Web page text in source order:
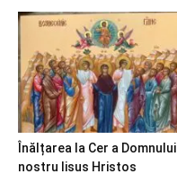
Înălțarea la Cer a Domnului
nostru Iisus Hristos